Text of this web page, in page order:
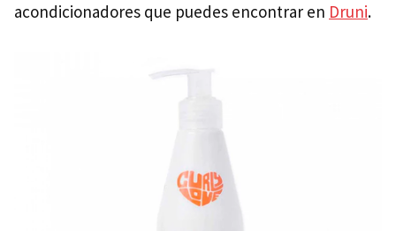
acondicionadores que puedes encontrar en Druni.